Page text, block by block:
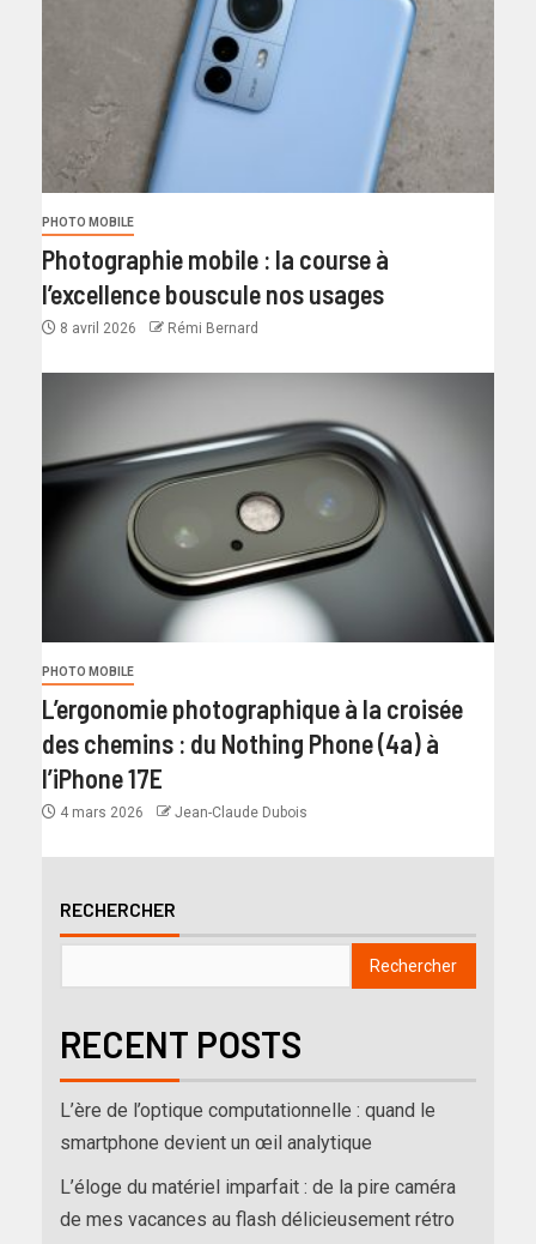
PHOTO MOBILE
Photographie mobile : la course à
l’excellence bouscule nos usages
8 avril 2026 Rémi Bernard
PHOTO MOBILE
L’ergonomie photographique à la croisée
des chemins : du Nothing Phone (4a) à
l’iPhone 17E
4 mars 2026 Jean-Claude Dubois
RECHERCHER
Rechercher
RECENT POSTS
L’ère de l’optique computationnelle : quand le
smartphone devient un œil analytique
L’éloge du matériel imparfait : de la pire caméra
de mes vacances au flash délicieusement rétro